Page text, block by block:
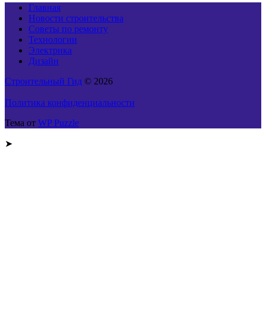
Главная
Новости строительства
Советы по ремонту
Технологии
Электрика
Дизайн
Строительный Гид © 2026
Политика конфиденциальности
Тема от WP Puzzle
➤